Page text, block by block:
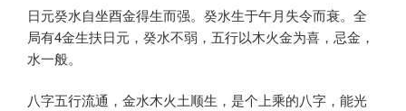
日元癸水自坐酉金得生而强。癸水生于午月失令而衰。全
局有4金生扶日元，癸水不弱，五行以木火金为喜，忌金，
水一般。
八字五行流通，金水木火土顺生，是个上乘的八字，能光